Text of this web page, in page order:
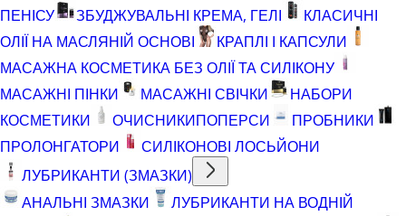
ПЕНІСУ
ЗБУДЖУВАЛЬНІ КРЕМА, ГЕЛІ
КЛАСИЧНІ
ОЛІЇ НА МАСЛЯНІЙ ОСНОВІ
КРАПЛІ І КАПСУЛИ
МАСАЖНА КОСМЕТИКА БЕЗ ОЛІЇ ТА СИЛІКОНУ
МАСАЖНІ ПІНКИ
МАСАЖНІ СВІЧКИ
НАБОРИ
КОСМЕТИКИ
ОЧИСНИКИПОПЕРСИ
ПРОБНИКИ
ПРОЛОНГАТОРИ
СИЛІКОНОВІ ЛОСЬЙОНИ
ЛУБРИКАНТИ (ЗМАЗКИ)
АНАЛЬНІ ЗМАЗКИ
ЛУБРИКАНТИ НА ВОДНІЙ